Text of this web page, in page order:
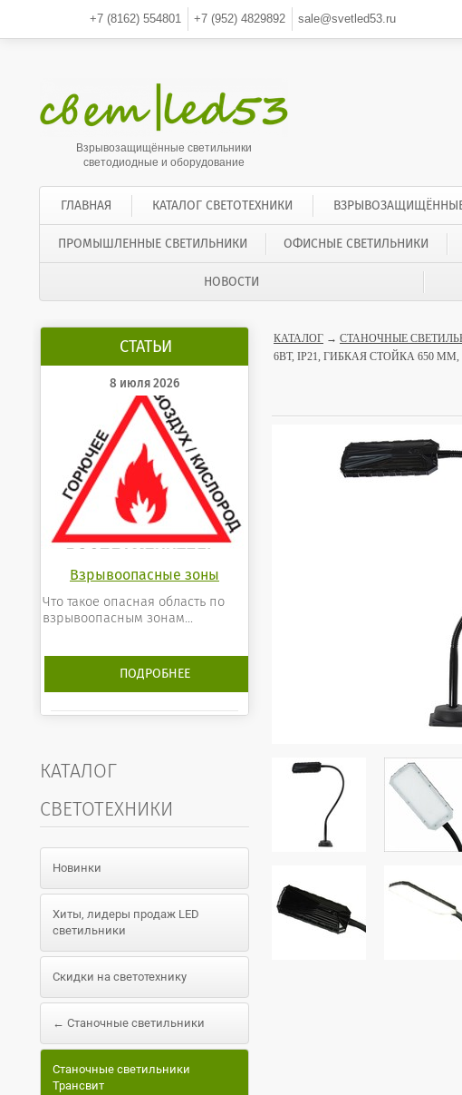
+7 (8162) 554801 +7 (952)4829892 sale@svetled53.ru
Взрывозащищённые светильники
светодиодные и оборудование
ГЛАВНАЯ КАТАЛОГ СВЕТОТЕХНИКИ
ПРОМЫШЛЕННЫЕ СВЕТИЛЬНИКИ ОФИСНЫЕ СВЕТИЛЬНИКИ
НОВОСТИ
СТАТЬИ
8 июля 2026
Взрывоопасные зоны
Что такое опасная область по
взрывоопасным зонам...
ПОДРОБНЕЕ
КАТАЛОГ
СВЕТОТЕХНИКИ
Новинки
Хиты, лидеры продаж LED
светильники
Скидки на светотехнику
← Станочные светильники
Станочные светильники
Трансвит
КАТАЛОГ → СТАНОЧНЫЕ
6ВТ, IP21, ГИБКАЯ СТОЙКА 650